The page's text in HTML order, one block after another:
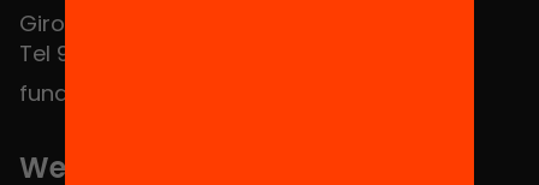
Girona 34, interior 08010 Barcelona
Tel 934 588 700
fundacio@equitat.org
We are part of...